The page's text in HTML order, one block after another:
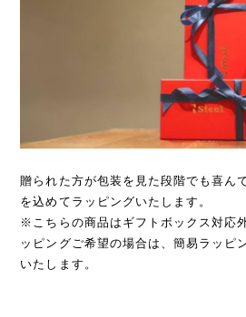
贈られた方が包装を見た段階でも喜ん
を込めてラッピングいたします。
※こちらの商品はギフトボックス対応
ッピングご希望の場合は、簡易ラッピ
いたします。